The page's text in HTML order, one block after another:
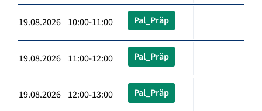
19.08.2026 10:00-11:00 Pal_Präp
19.08.2026 11:00-12:00 Pal_Präp
19.08.2026 12:00-13:00 Pal_Präp